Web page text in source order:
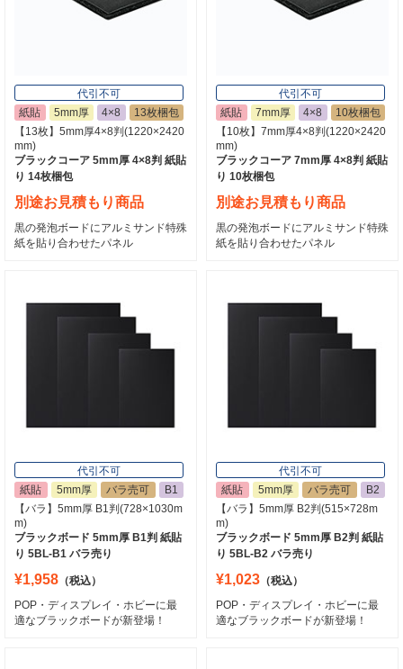
代引不可
紙貼
5mm厚 4×8
13枚梱包
【13枚】5mm厚4×8判(1220×2420
mm)
ブラックコーア 5mm厚 4×8判 紙貼
り 14枚梱包
別途お見積もり商品
黒の発泡ボードにアルミサンド特殊
紙を貼り合わせたパネル
代引不可
紙貼
7mm厚 4×8
10枚梱包
【10枚】7mm厚4×8判(1220×2420
mm)
ブラックコーア 7mm厚 4×8判 紙貼
り 10枚梱包
別途お見積もり商品
黒の発泡ボードにアルミサンド特殊
紙を貼り合わせたパネル
代引不可
紙貼
5mm厚 バラ売可
B1
【バラ】5mm厚 B1判(728×1030m
m)
ブラックボード 5mm厚 B1判 紙貼
り 5BL-B1 バラ売り
¥1,958 （税込）
POP・ディスプレイ・ホビーに最
適なブラックボードが新登場！
代引不可
紙貼
5mm厚 バラ売可
B2
【バラ】5mm厚 B2判(515×728m
m)
ブラックボード 5mm厚 B2判 紙貼
り 5BL-B2 バラ売り
¥1,023 （税込）
POP・ディスプレイ・ホビーに最
適なブラックボードが新登場！